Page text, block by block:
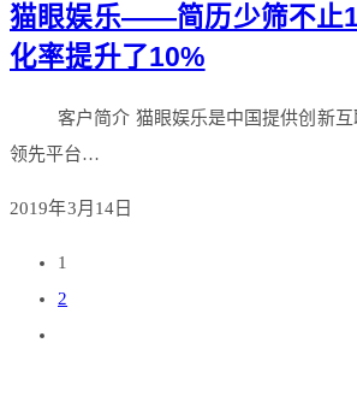
猫眼娱乐——简历少筛不止
化率提升了10%
客户简介 猫眼娱乐是中国提供创新
领先平台…
2019年3月14日
1
2